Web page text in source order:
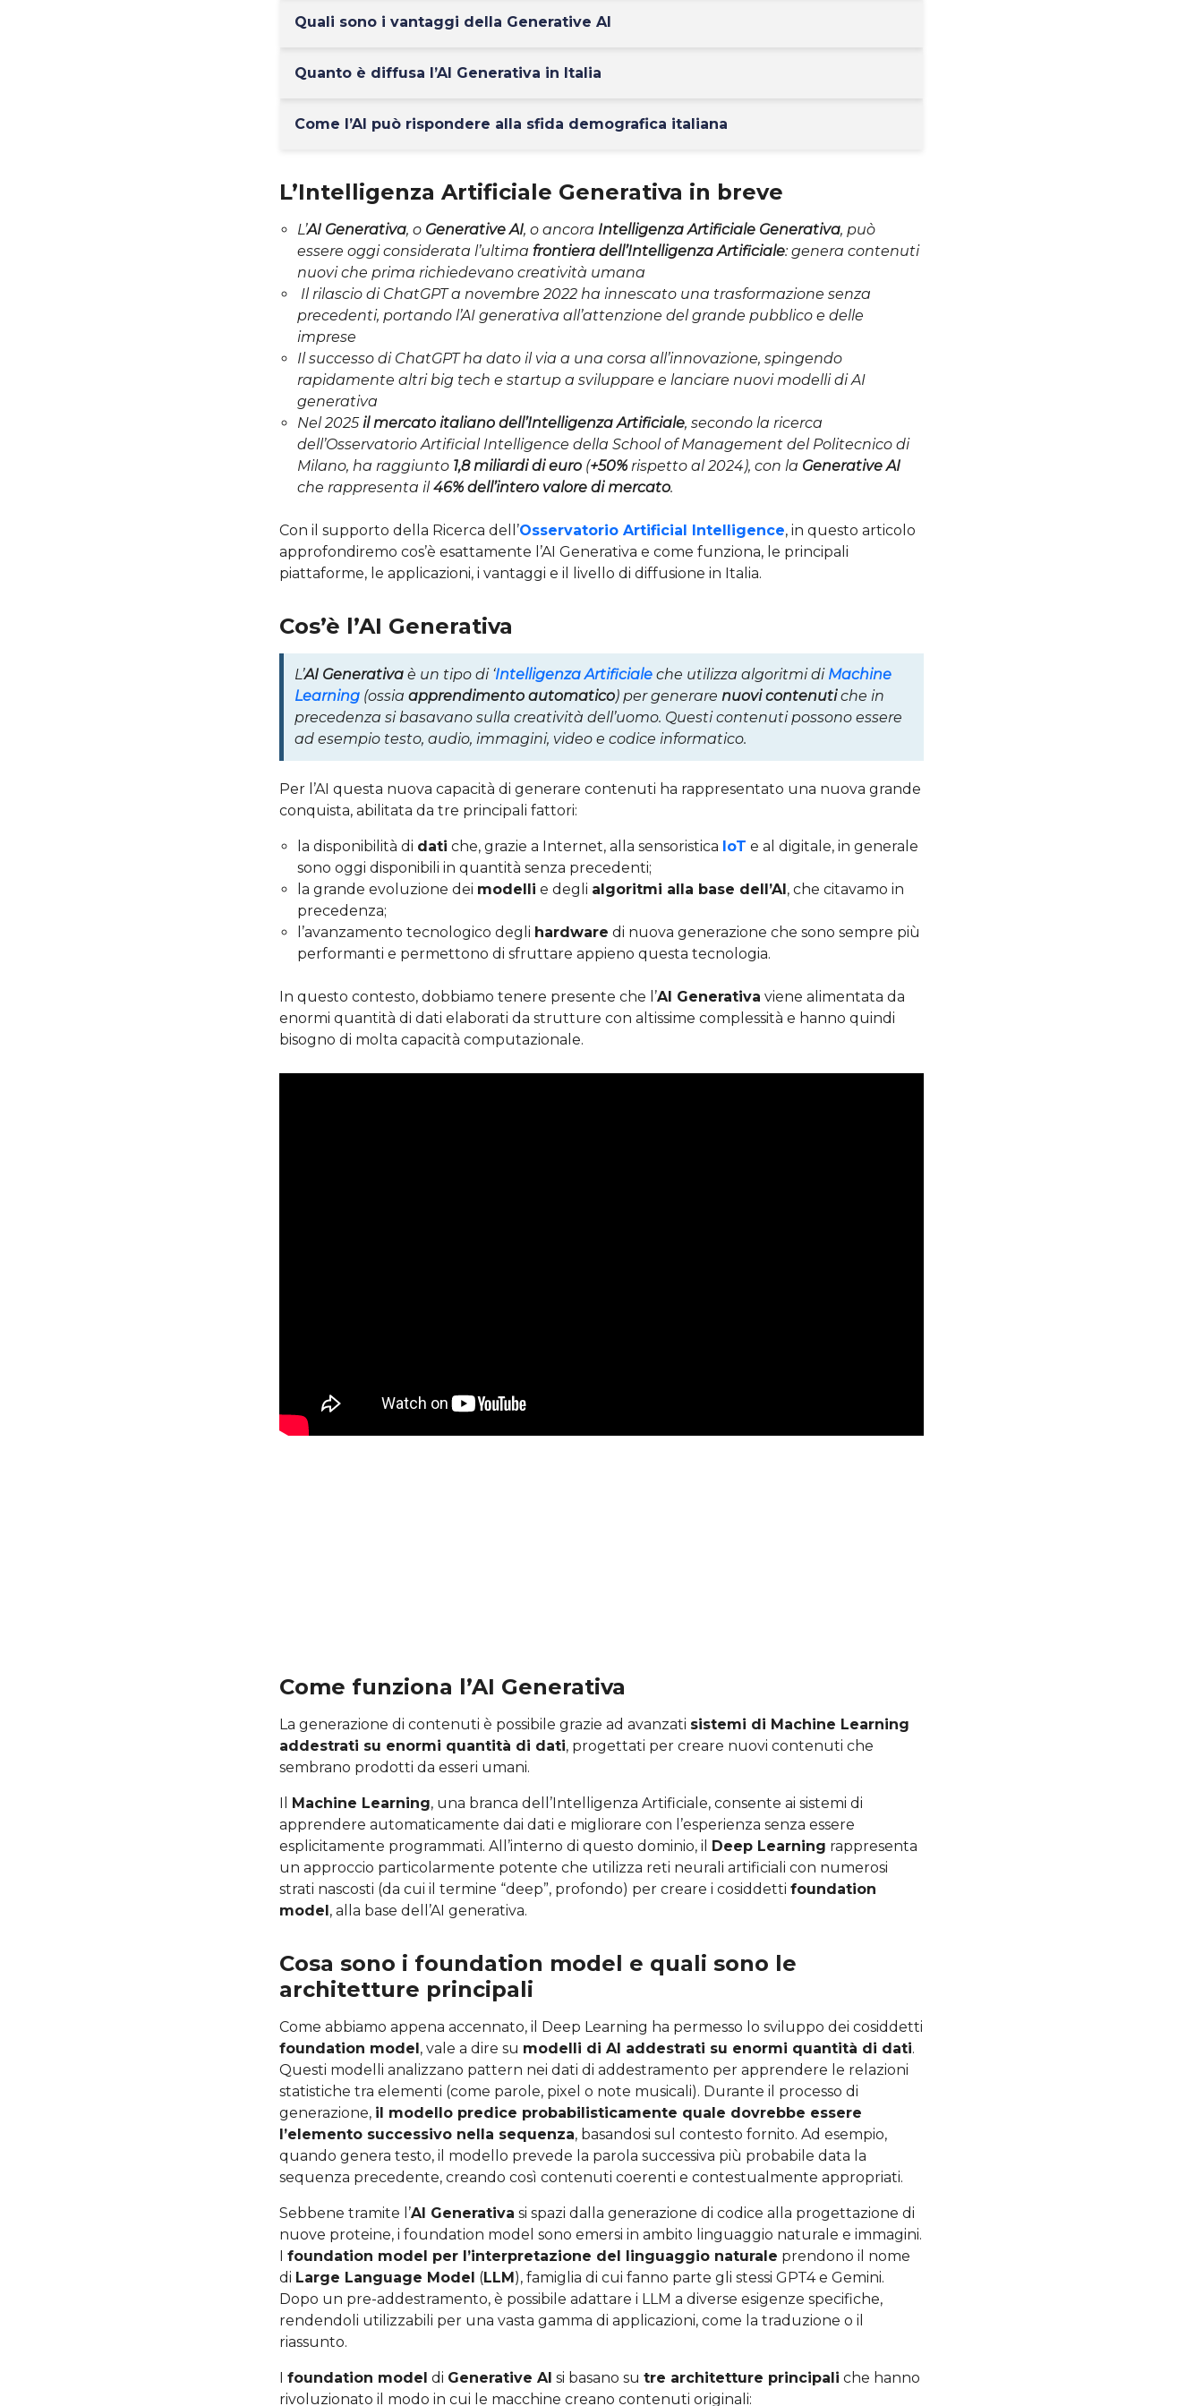
Quali sono i vantaggi della Generative AI
Quanto è diffusa l’AI Generativa in Italia
Come l’AI può rispondere alla sfida demografica italiana
L’Intelligenza Artificiale Generativa in breve
L’AI Generativa, o Generative AI, o ancora Intelligenza Artificiale Generativa, può
essere oggi considerata l’ultima frontiera dell’Intelligenza Artificiale: genera contenuti
nuovi che prima richiedevano creatività umana
Il rilascio di ChatGPTa novembre 2022 ha innescato una trasformazione senza
precedenti, portando l’AI generativa all’attenzione del grande pubblico e delle
imprese
Il successo di ChatGPT ha dato il via a una corsa all’innovazione, spingendo
rapidamente altri big tech e startup a sviluppare e lanciare nuovi modelli di AI
generativa
Nel 2025il mercato italiano dell’Intelligenza Artificiale, secondo la ricerca
dell’Osservatorio Artificial Intelligence della School of Management del Politecnico di
Milano, ha raggiunto 1,8 miliardi di euro (+50% rispetto al 2024), con la Generative AI
che rappresenta il46% dell’intero valore di mercato.
Con il supporto della Ricerca dell’Osservatorio Artificial Intelligence, in questo articolo
approfondiremo cos’è esattamente l’AI Generativa e come funziona, le principali
piattaforme, le applicazioni, i vantaggi e il livello di diffusione in Italia.
Cos’è l’AI Generativa
L’AI Generativa è un tipo di ‘Intelligenza Artificiale che utilizza algoritmi di Machine
Learning (ossia apprendimento automatico) per generare nuovi contenutiche in
precedenza si basavano sulla creatività dell’uomo. Questi contenuti possono essere
ad esempio testo, audio, immagini, video e codice informatico.
Per l’AI questa nuova capacità di generare contenuti ha rappresentato una nuova grande
conquista, abilitata da tre principali fattori:
la disponibilità di dati che, grazie a Internet, alla sensoristica IoT e al digitale, in generale
sono oggi disponibili in quantità senza precedenti;
la grande evoluzione dei modelli e degli algoritmi alla base dell’AI, che citavamo in
precedenza;
l’avanzamento tecnologico degli hardware di nuova generazione che sono sempre più
performanti e permettono di sfruttare appieno questa tecnologia.
In questo contesto, dobbiamo tenere presente che l’AI Generativa viene alimentata da
enormi quantità di dati elaborati da strutture con altissime complessità e hanno quindi
bisogno di molta capacità computazionale.
Come funziona l’AI Generativa
La generazione di contenuti è possibile grazie ad avanzati sistemi di Machine Learning
addestrati su enormi quantità di dati, progettati per creare nuovi contenuti che
sembrano prodotti da esseri umani.
Il Machine Learning, una branca dell’Intelligenza Artificiale, consente ai sistemi di
apprendere automaticamente dai dati e migliorare con l’esperienza senza essere
esplicitamente programmati. All’interno di questo dominio, il Deep Learning rappresenta
un approccio particolarmente potente che utilizza reti neurali artificiali con numerosi
strati nascosti (da cui il termine “deep”, profondo) per creare i cosiddetti foundation
model, alla base dell’AI generativa.
Cosa sono i foundation model e quali sono le
architetture principali
Come abbiamo appena accennato, il Deep Learning ha permesso lo sviluppo dei cosiddetti
foundation model, vale a dire su modelli di AI addestrati su enormi quantità di dati.
Questi modelli analizzano pattern nei dati di addestramento per apprendere le relazioni
statistiche tra elementi (come parole, pixel o note musicali). Durante il processo di
generazione, il modello predice probabilisticamente quale dovrebbe essere
l’elemento successivo nella sequenza, basandosi sul contesto fornito. Ad esempio,
quando genera testo, il modello prevede la parola successiva più probabile data la
sequenza precedente, creando così contenuti coerenti e contestualmente appropriati.
Sebbene tramite l’AI Generativa si spazi dalla generazione di codice alla progettazione di
nuove proteine, i foundation model sono emersi in ambito linguaggio naturale e immagini.
I foundation model per l’interpretazione del linguaggio naturale prendono il nome
di Large Language Model (LLM), famiglia di cui fanno parte gli stessi GPT4 e Gemini.
Dopo un pre-addestramento, è possibile adattare i LLM a diverse esigenze specifiche,
rendendoli utilizzabili per una vasta gamma di applicazioni, come la traduzione o il
riassunto.
I foundation model di Generative AI si basano su tre architetture principali che hanno
rivoluzionato il modo in cui le macchine creano contenuti originali: